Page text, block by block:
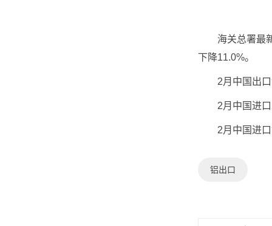
海关总署最新
下降11.0%。
2月中国出口
2月中国进口
2月中国进口铝
铝出口